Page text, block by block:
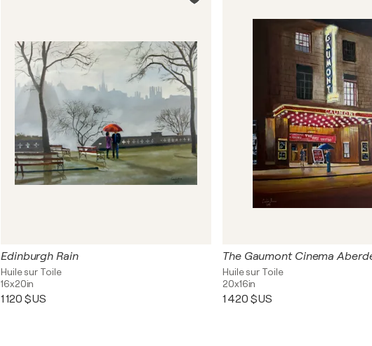
Edinburgh Rain
Huile sur Toile
16x20in
1 120 $US
Huile sur Toile
20x16in
1 420 $US